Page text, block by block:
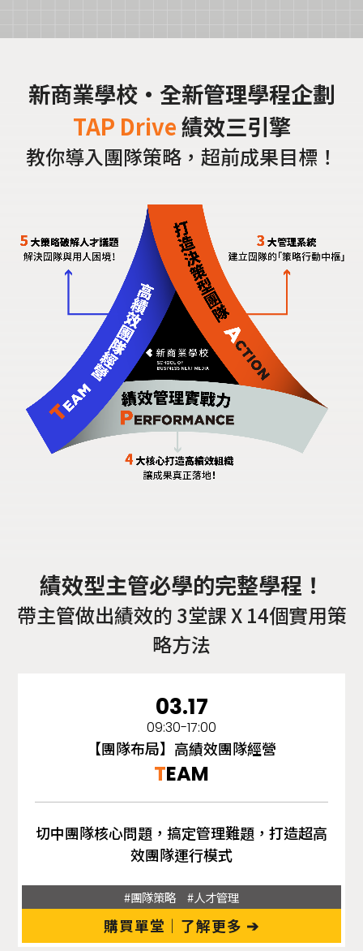
新商業學校·全新管理學程企劃
TAP Drive績效三引擎
教你導入團隊策略，超前成果目標！
績效型主管必學的完整學程！
帶主管做出績效的 3堂課 X 14個實用策
略方法
03.17
09:30-17:00
【團隊布局】高績效團隊經營
TEAM
切中團隊核心問題，搞定管理難題，打造超高
效團隊運行模式
#團隊策略 #人才管理
購買單堂｜了解更多 ➔